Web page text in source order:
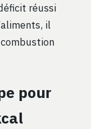
réussi
il
pour